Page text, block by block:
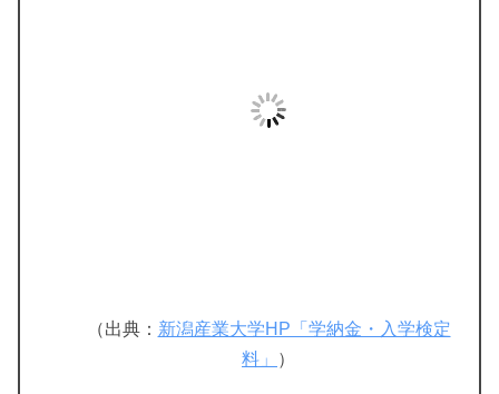
（出典： 新潟産業大学HP「学納金・入学検定
料」
）